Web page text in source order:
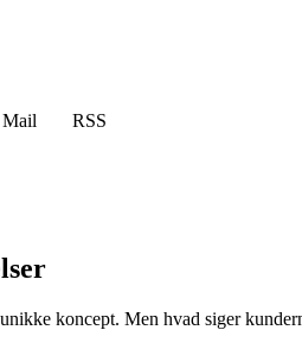
Mail
RSS
koncept. Men hvad siger